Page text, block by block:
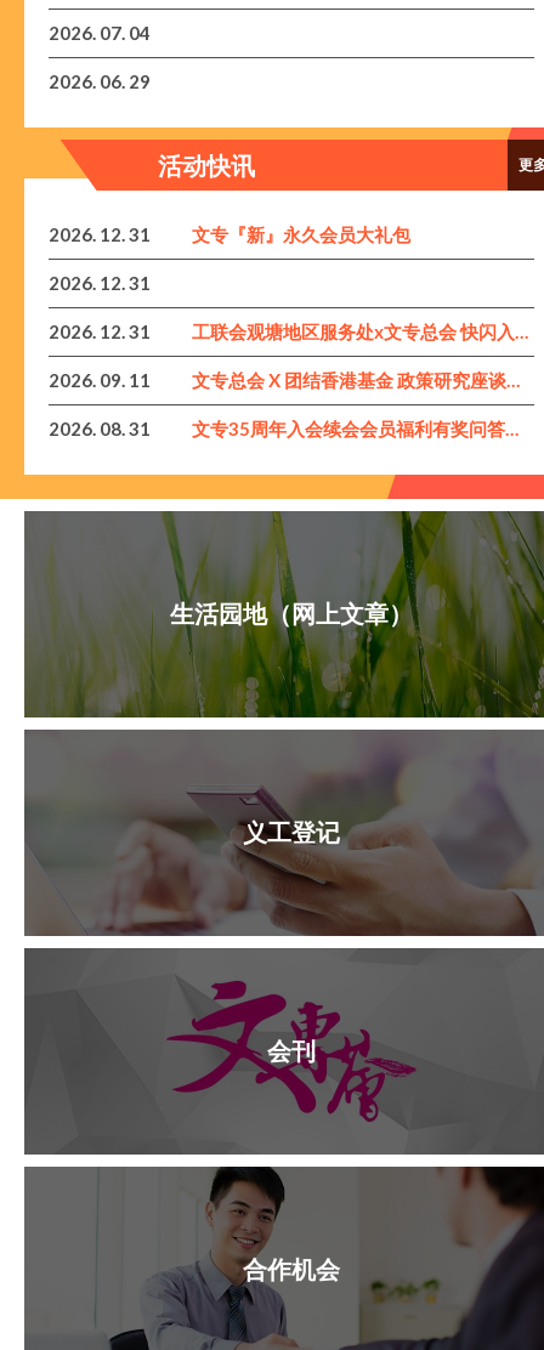
2026. 07. 04
2026. 06. 29
活动快讯 更
2026. 12. 31 文专『新』永久会员大礼包
2026. 12. 31
2026. 12. 31 工联会观塘地区服务处x文专总会 快闪入会福利
2026. 09. 11 文专总会 X 团结香港基金 政策研究座谈会 2026
2026. 08. 31 文专35周年入会续会会员福利有奖问答游戏-最后机会！！！
生活园地（网上文章）
义工登记
会刊
合作机会